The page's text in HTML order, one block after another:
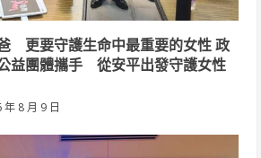
更要守護生命中最重要的女性 政
益團體攜手 從安平出發守護女性
年 8 月 9 日